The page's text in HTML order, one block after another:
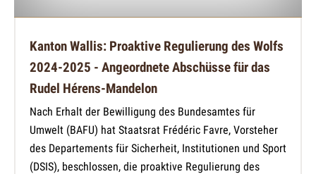
Kanton Wallis: Proaktive Regulierung des Wolfs
2024-2025 - Angeordnete Abschüsse für das
Rudel Hérens-Mandelon
Nach Erhalt der Bewilligung des Bundesamtes für
Umwelt (BAFU) hat Staatsrat Frédéric Favre, Vorsteher
des Departements für Sicherheit, Institutionen und Sport
(DSIS), beschlossen, die proaktive Regulierung des